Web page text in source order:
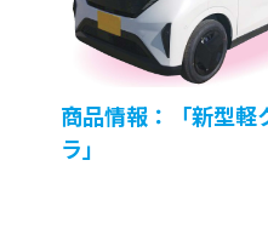
商品情報：「新型軽ク
ラ」